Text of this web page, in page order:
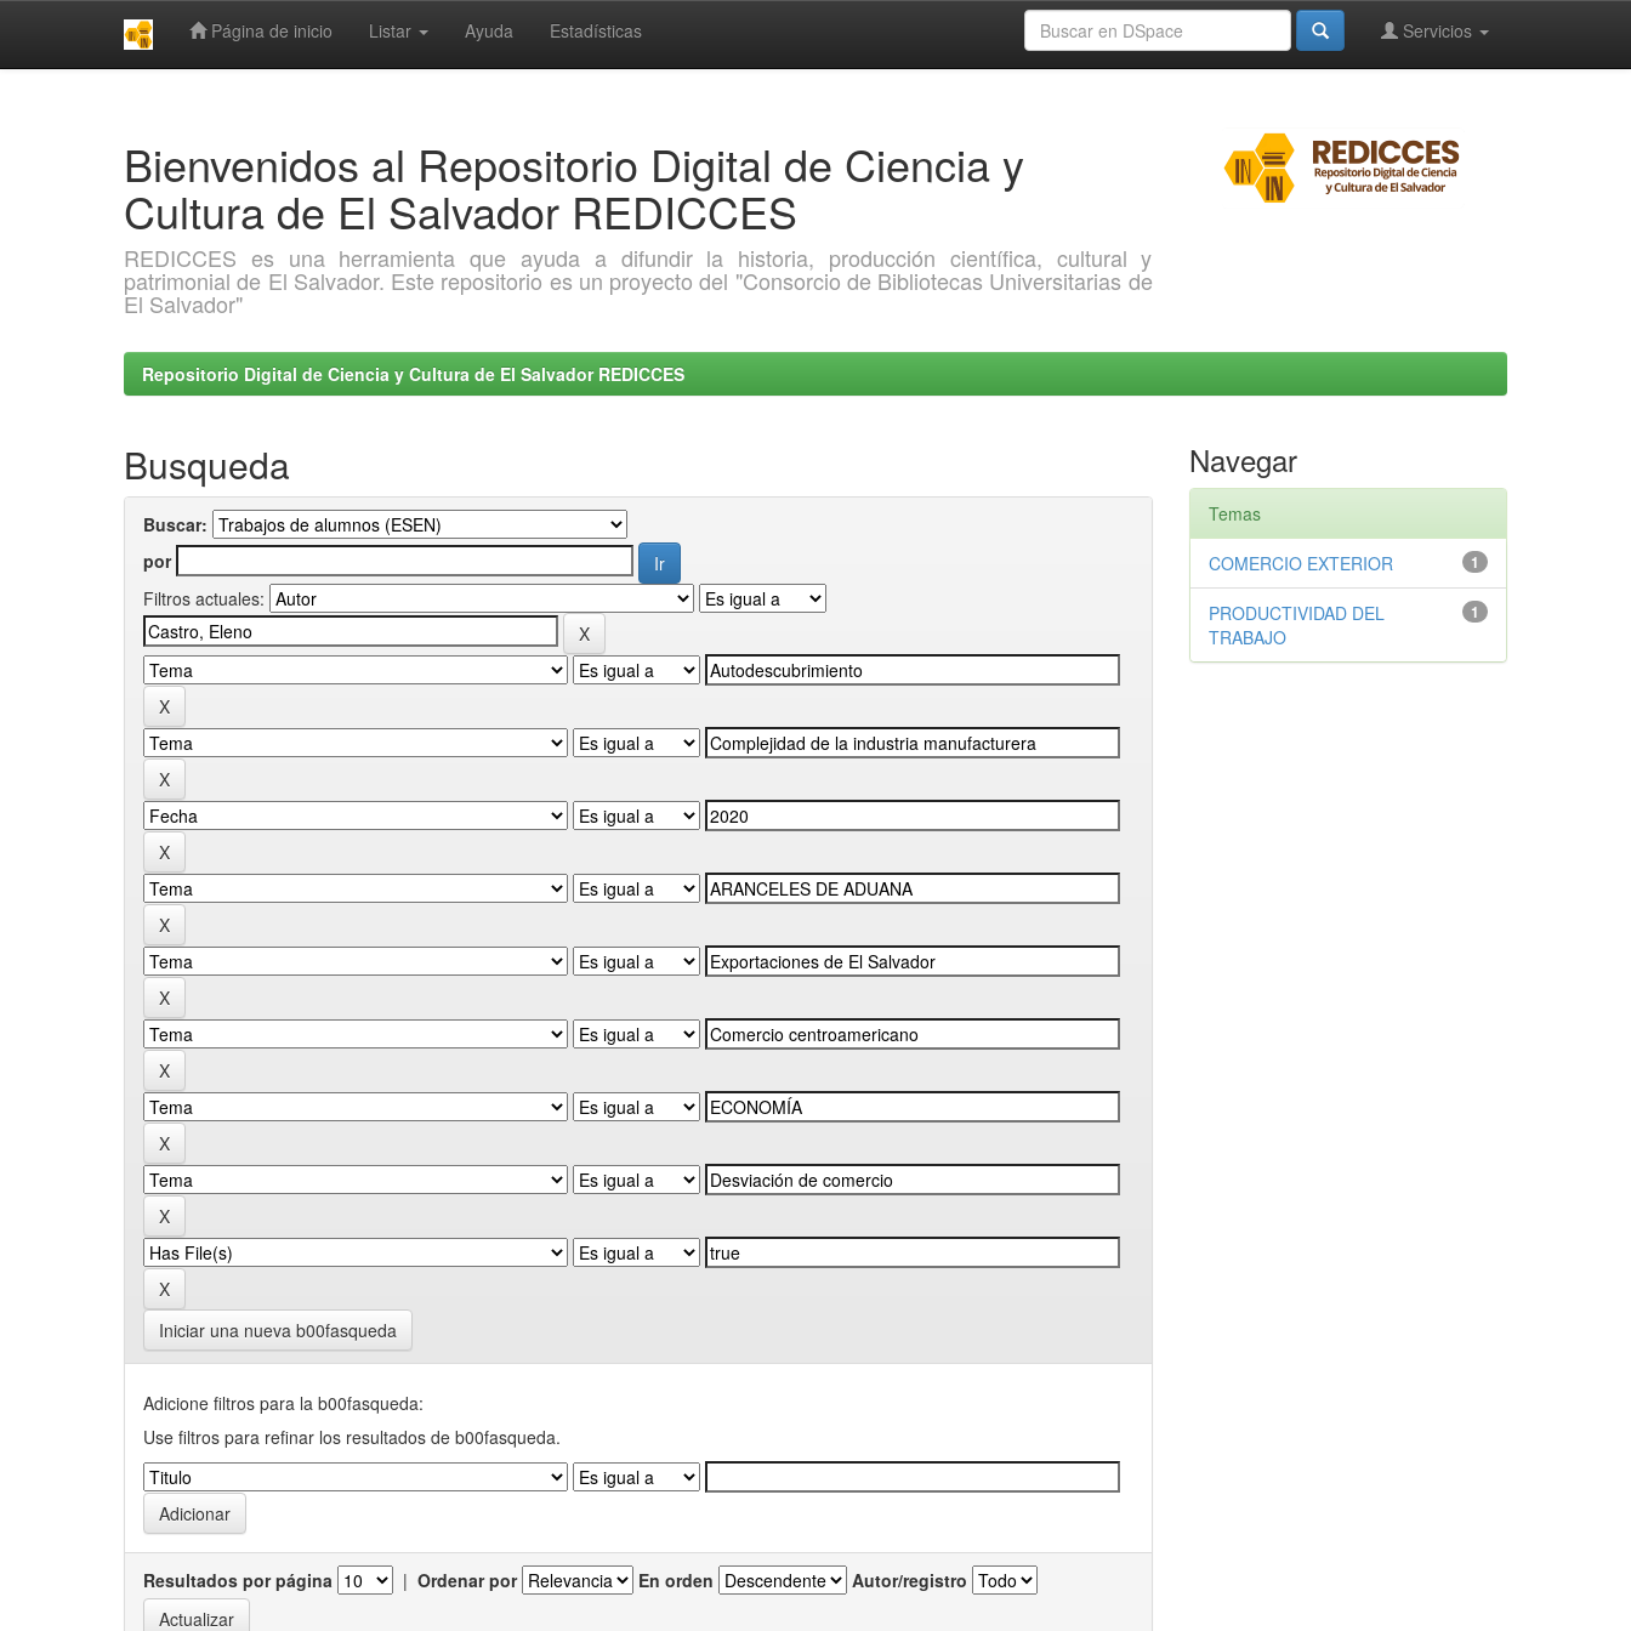
Página de inicio Listar Ayuda Estadísticas Servicios
Bienvenidos al Repositorio Digital de Ciencia y
Cultura de El Salvador REDICCES
REDICCES es una herramienta que ayuda a difundir la historia, producción científica, cultural y
patrimonial de El Salvador. Este repositorio es un proyecto del "Consorcio de Bibliotecas Universitarias de
El Salvador"
Repositorio Digital de Ciencia y Cultura de El Salvador REDICCES
Busqueda
Buscar:
por
Filtros actuales:
Iniciar una nueva b00fasqueda
Adicione filtros para la b00fasqueda:
Use filtros para refinar los resultados de b00fasqueda.
Resultados por página | Ordenar por En orden Autor/registro
Navegar
Temas
1
COMERCIO EXTERIOR
1
PRODUCTIVIDAD DEL
TRABAJO